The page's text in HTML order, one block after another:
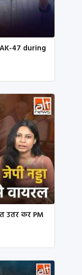
47 during
उतर कर PM